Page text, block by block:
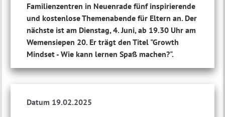
Familienzentren in Neuenrade fünf inspirierende
und kostenlose Themenabende für Eltern an. Der
nächste ist am Dienstag, 4. Juni, ab 19.30 Uhr am
Wemensiepen 20. Er trägt den Titel "Growth
Mindset - Wie kann lernen Spaß machen?".
Datum 19.02.2025